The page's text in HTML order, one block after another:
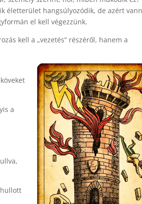
életterület hangsúlyozódik, de azért
el kell végezzünk.
kell a „vezetés” részéről, hanem a
a